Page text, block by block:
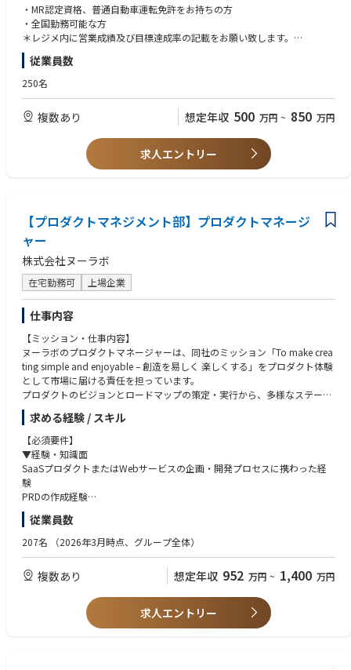
・MR認定資格、普通自動車運転免許をお持ちの方
・全国勤務可能な方
＊レジメ内に営業成績及び目標達成率の記載をお願い致します。
MR認定資格、運転免許証
従業員数
250名
複数あり 想定年収 500 万円 ~ 850 万円
求人エントリー
【プロダクトマネジメント部】プロダクトマネージ
ャー
株式会社ヌーラボ
在宅勤務可 上場企業
仕事内容
【ミッション・仕事内容】
ヌーラボのプロダクトマネージャーは、同社のミッション「To make crea
ting simple and enjoyable – 創造を易しく 楽しくする」をプロダクト体験
として市場に届ける責任を担っています。
プロダクトのビジョンとロードマップの策定・実行から、多様なステーク
ホルダーのハブとなり、リリース後の市場浸透施策まで、PdMとPMMの両
面を横断的に担当します。
【具体的な挑戦課題】
プロダクト戦略・ビジョン・ロードマップの策定と優先順位付け
データ構造や制約を理解した上での、PRD（プロダクト要件定義書）への
落とし込み
開発・デザイン・CS・マーケティングなど、多様なチームとの共創・合意
形成
■ヌーラボサービスの事業規模拡大
ながら魅力的な製品を提供し続けます。
プロダクト戦略の策定・実行、プロダクトビジョン / ロードマップの策
求める経験 / スキル
【必須要件】
▼経験・知識面
SaaSプロダクトまたはWebサービスの企画・開発プロセスに携わった経
験
PRDの作成経験
エンジニアやデザイナーとの協業経験
アジャイル開発（Scrum / Kanbanなど）の手法を用いたPM経験
定量・定性データ分析の基礎知識およびBIツールの利用経験
▼素養・スキル面
遊び心を持って取り組むことができる
顧客の声をただ聞くだけでなく、ヌーラボのミッションに共感してプロダ
クト開発に取り組んでいただきたいと考えます。
進んでアウトプット・言語化できるスキル
従業員数
207名 （2026年3月時点、グループ全体）
複数あり 想定年収 952 万円 ~ 1,400 万円
求人エントリー